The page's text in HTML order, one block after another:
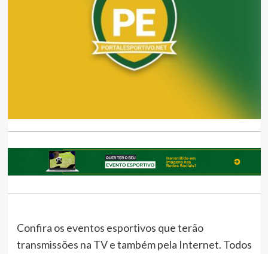
Confira os eventos esportivos que terão
transmissões na TV e também pela Internet. Todos